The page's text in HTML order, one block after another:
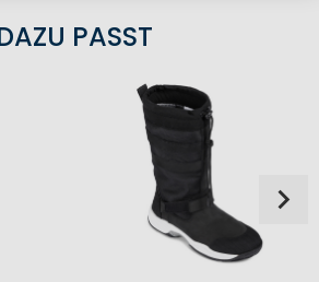
PASST